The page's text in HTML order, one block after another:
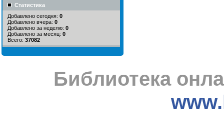
Статистика
Добавлено сегодня: 0
Добавлено вчера: 0
Добавлено за неделю: 0
Добавлено за месяц: 0
Всего: 37082
Библиотека